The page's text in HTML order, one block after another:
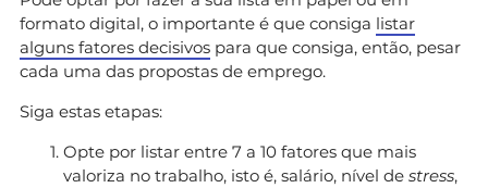
formato digital, o importante é que consiga listar
alguns fatores decisivos para que consiga, então, pesar
cada uma das propostas de emprego.
Siga estas etapas:
Opte por listar entre 7 a 10 fatores que mais
valoriza no trabalho, isto é, salário, nível de stress,